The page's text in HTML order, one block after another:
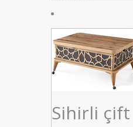
Sihirli çift